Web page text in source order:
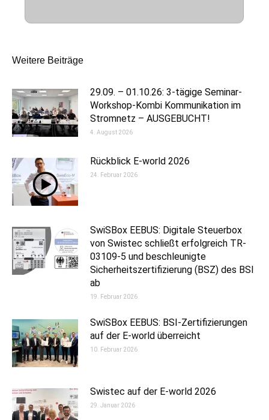
Kommentarnavigation
Weitere Beiträge
29.09. – 01.10.26: 3-tägige Seminar-
Workshop-Kombi Kommunikation im
Stromnetz – AUSGEBUCHT!
4. August 2026
Rückblick E-world 2026
24. Februar 2026
SwiSBox EEBUS: Digitale Steuerbox
von Swistec schließt erfolgreich TR-
03109-5 und beschleunigte
Sicherheitszertifizierung (BSZ) des BSI
ab
19. Februar 2026
SwiSBox EEBUS: BSI-Zertifizierungen
auf der E-world überreicht
10. Februar 2026
Swistec auf der E-world 2026
29. Januar 2026